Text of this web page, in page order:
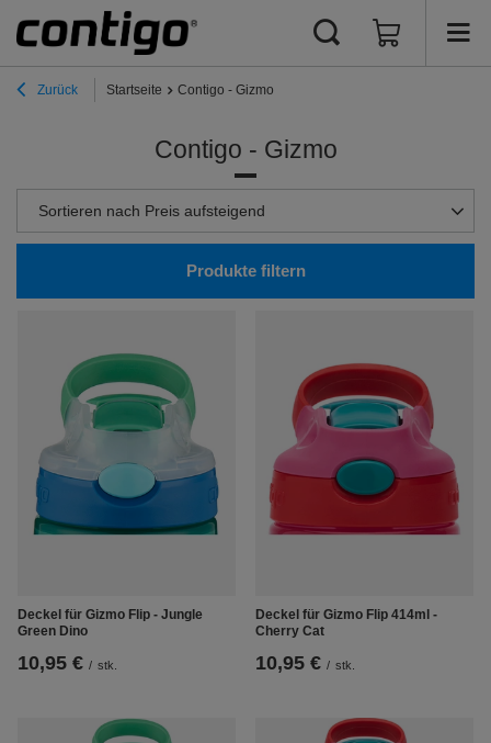
Zurück Startseite Contigo - Gizmo
Contigo - Gizmo
Sortierung ändern
Sortieren nach Preis aufsteigend
Produkte filtern
Deckel für Gizmo Flip - Jungle
Green Dino
10,95 € / stk.
Deckel für Gizmo Flip 414ml -
Cherry Cat
10,95 € / stk.